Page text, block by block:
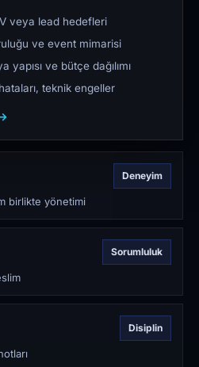
veya lead hedefleri
ve event mimarisi
yapısı ve bütçe dağılımı
teknik engeller
Deneyim
birlikte yönetimi
Sorumluluk
Disiplin